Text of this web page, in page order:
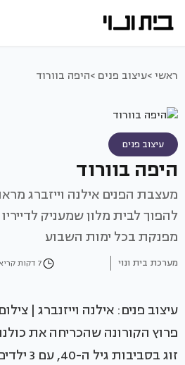
ראשי >עיצוב פנים >היפה בוורוד
עיצוב פנים
היפה בוורוד
מעצבת הפנים אילנה וייזברג
להפוך לבית מלון שמעניק
מפנקת בכל ימות השבוע
מערכת בית ונוי 7 דקות קריאה
עיצוב פנים: אילנה וייזנברג |
פרוץ הקורונה שהכריחה את
זוג